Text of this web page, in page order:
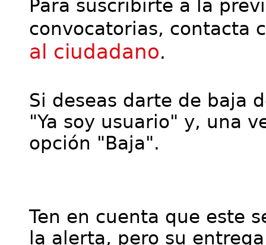
Para suscribirte a la
convocatorias, contacta
al ciudadano.
Si deseas darte de baja
"Ya soy usuario" y, una
opción "Baja".
Ten en cuenta que este
la alerta, pero su